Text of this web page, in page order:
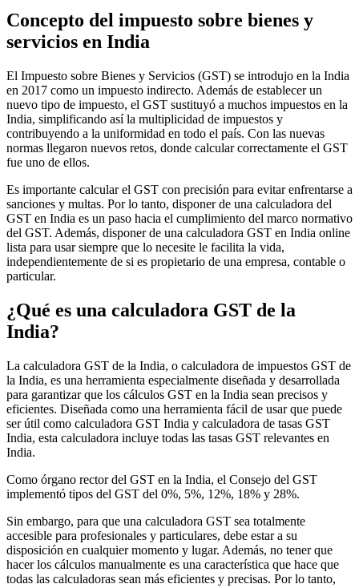
Información fiscal
Guías
Concepto del impuesto sobre bienes y
servicios en India
El Impuesto sobre Bienes y Servicios (GST) se introdujo en la India
en 2017 como un impuesto indirecto. Además de establecer un
nuevo tipo de impuesto, el GST sustituyó a muchos impuestos en la
India, simplificando así la multiplicidad de impuestos y
contribuyendo a la uniformidad en todo el país. Con las nuevas
normas llegaron nuevos retos, donde calcular correctamente el GST
fue uno de ellos.
Es importante calcular el GST con precisión para evitar enfrentarse a
sanciones y multas. Por lo tanto, disponer de una calculadora del
GST en India es un paso hacia el cumplimiento del marco normativo
del GST. Además, disponer de una calculadora GST en India online
lista para usar siempre que lo necesite le facilita la vida,
independientemente de si es propietario de una empresa, contable o
particular.
¿Qué es una calculadora GST de la
India?
La calculadora GST de la India, o calculadora de impuestos GST de
la India, es una herramienta especialmente diseñada y desarrollada
para garantizar que los cálculos GST en la India sean precisos y
eficientes. Diseñada como una herramienta fácil de usar que puede
ser útil como calculadora GST India y calculadora de tasas GST
India, esta calculadora incluye todas las tasas GST relevantes en
India.
Como órgano rector del GST en la India, el Consejo del GST
implementó tipos del GST del 0%, 5%, 12%, 18% y 28%.
Sin embargo, para que una calculadora GST sea totalmente
accesible para profesionales y particulares, debe estar a su
disposición en cualquier momento y lugar. Además, no tener que
hacer los cálculos manualmente es una característica que hace que
todas las calculadoras sean más eficientes y precisas. Por lo tanto,